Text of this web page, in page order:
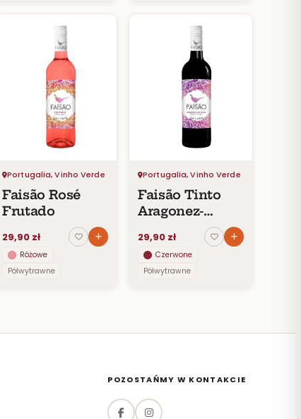
Portugalia, Vinho Verde
Faisão Rosé
Frutado
29,90 zł
Różowe
Półwytrawne
Portugalia, Vinho Verde
Faisão Tinto
Aragonez-
Castelão 2018
29,90 zł
Czerwone
Półwytrawne
POZOSTAŃMY W KONTAKCIE